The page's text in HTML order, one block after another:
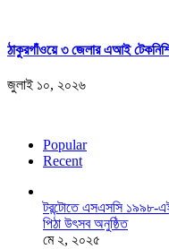
ঠাকুরগাঁওয়ে ৩ জেলার এআই
জুলাই ১০, ২০২৬
Popular
Recent
টরন্টোতে এসএসসি ১৯৯৮-
পিঠা উৎসব অনুষ্ঠিত
মে ২, ২০২৫